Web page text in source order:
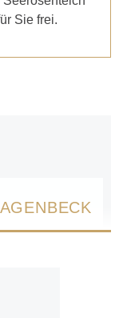
Sie frei.